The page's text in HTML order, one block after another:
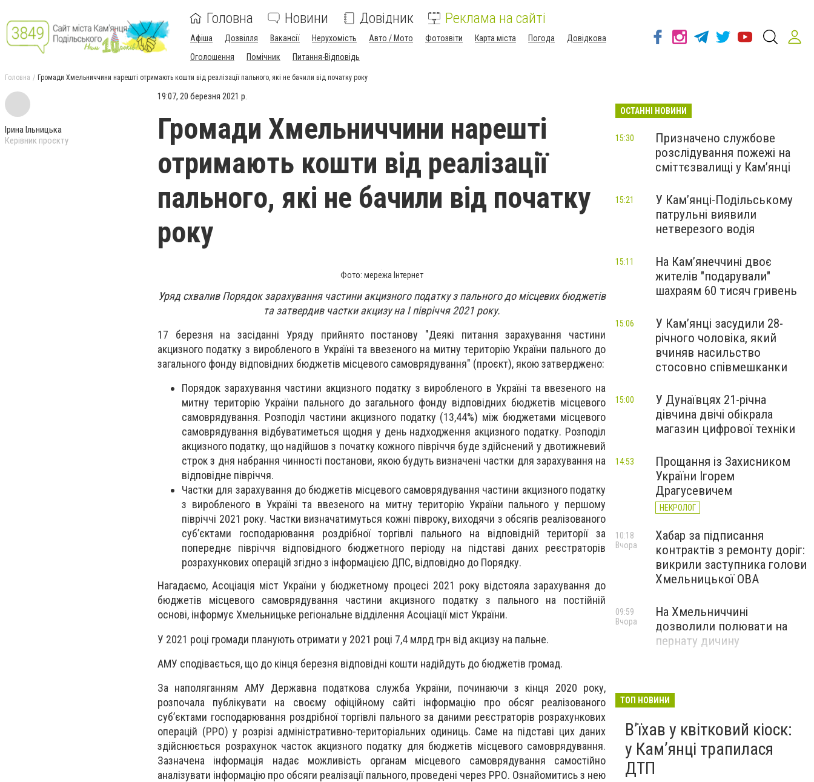
Головна Новини Довідник Реклама на сайті
Афіша Дозвілля Вакансії Нерухомість Авто / Мото Фотозвіти Карта міста Погода
Довідкова
Оголошення
Помічник Питання-Відповідь
Головна Громади Хмельниччини нарешті отримають кошти від реалізації пального, які не бачили від початку року
Ірина Ільницька
Керівник проєкту
19:07, 20 березня 2021 р.
Громади Хмельниччини нарешті
отримають кошти від реалізації
пального, які не бачили від початку
року
Фото: мережа Інтернет
Уряд схвалив Порядок зарахування частини акцизного податку з пального до місцевих бюджетів
та затвердив частки акцизу на І півріччя 2021 року.
17 березня на засіданні Уряду прийнято постанову "Деякі питання зарахування частини
акцизного податку з виробленого в Україні та ввезеного на митну територію України пального до
загального фонду відповідних бюджетів місцевого самоврядування" (проєкт), якою затверджено:
Порядок зарахування частини акцизного податку з виробленого в Україні та ввезеного на
митну територію України пального до загального фонду відповідних бюджетів місцевого
самоврядування. Розподіл частини акцизного податку (13,44%) між бюджетами місцевого
самоврядування відбуватиметься щодня у день надходження акцизного податку. Розподіл
акцизного податку, що надійшов з початку кожного півріччя буде здійснений у двотижневий
строк з дня набрання чинності постанови, якою будуть визначені частки для зарахування на
відповідне півріччя.
Частки для зарахування до бюджетів місцевого самоврядування частини акцизного податку
з виробленого в Україні та ввезеного на митну територію України пального у першому
півріччі 2021 року. Частки визначатимуться кожні півроку, виходячи з обсягів реалізованого
суб’єктами господарювання роздрібної торгівлі пального на відповідній території за
попереднє півріччя відповідного бюджетного періоду на підставі даних реєстраторів
розрахункових операцій згідно з інформацією ДПС, відповідно до Порядку.
Нагадаємо, Асоціація міст України у бюджетному процесі 2021 року відстояла зарахування до
бюджетів місцевого самоврядування частини акцизного податку з пального на постійній
основі, інформує Хмельницьке регіональне відділення Асоціації міст України.
У 2021 році громади планують отримати у 2021 році 7,4 млрд грн від акцизу на пальне.
АМУ сподівається, що до кінця березня відповідні кошти надійдуть до бюджетів громад.
За наполяганням АМУ Державна податкова служба України, починаючи з кінця 2020 року,
розпочала публікувати на своєму офіційному сайті інформацію про обсяг реалізованого
суб’єктами господарювання роздрібної торгівлі пального за даними реєстраторів розрахункових
операцій (РРО) у розрізі адміністративно-територіальних одиниць. Саме на підставі цих даних
здійснюється розрахунок часток акцизного податку для бюджетів місцевого самоврядування.
Зазначена інформація надає можливість органам місцевого самоврядування самостійно
аналізувати інформацію про обсяги реалізації пального, проведені через РРО. Ознайомитись з нею
ОСТАННІ НОВИНИ
Призначено службове
розслідування пожежі на
сміттєзвалищі у Кам’янці
15:30
У Кам’янці-Подільському
патрульні виявили
нетверезого водія
15:21
На Камʼянеччині двоє
жителів "подарували"
шахраям 60 тисяч гривень
15:11
У Камʼянці засудили 28-
річного чоловіка, який
вчиняв насильство
стосовно співмешканки
15:06
У Дунаївцях 21-річна
дівчина двічі обікрала
магазин цифрової техніки
15:00
Прощання із Захисником
України Ігорем
Драгусевичем
НЕКРОЛОГ
14:53
Хабар за підписання
контрактів з ремонту доріг:
викрили заступника голови
Хмельницької ОВА
10:18
Вчора
На Хмельниччині
дозволили полювати на
пернату дичину
09:59
Вчора
ТОП НОВИНИ
Вʼїхав у квітковий кіоск:
у Камʼянці трапилася
ДТП